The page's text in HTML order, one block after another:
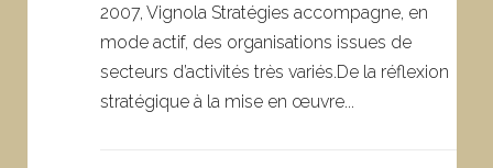
2007, Vignola Stratégies accompagne, en
mode actif, des organisations issues de
secteurs d’activités très variés.De la réflexion
stratégique à la mise en œuvre...